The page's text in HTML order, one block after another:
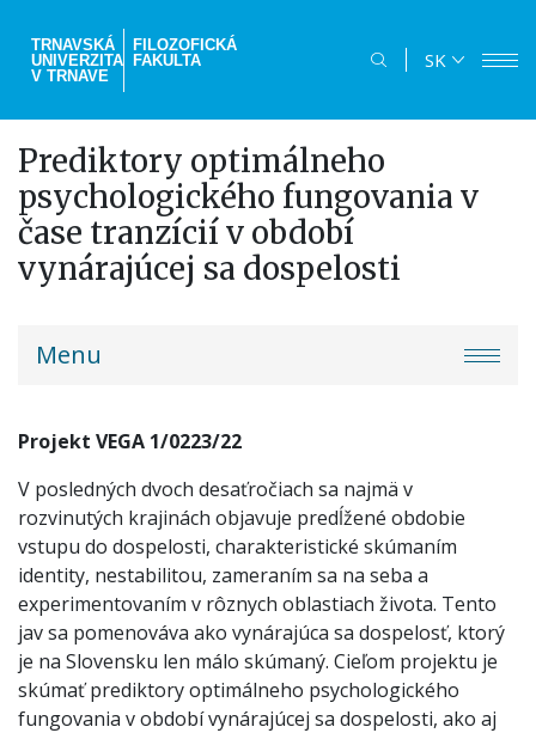
hlavný
TRNAVSKÁ
UNIVERZITA
V TRNAVE
FILOZOFICKÁ
FAKULTA
SK
Prediktory optimálneho
psychologického fungovania v
čase tranzícií v období
vynárajúcej sa dospelosti
truni-
Menu
Projekt VEGA 1/0223/22
V posledných dvoch desaťročiach sa najmä v
rozvinutých krajinách objavuje predĺžené obdobie
vstupu do dospelosti, charakteristické skúmaním
identity, nestabilitou, zameraním sa na seba a
experimentovaním v rôznych oblastiach života. Tento
jav sa pomenováva ako vynárajúca sa dospelosť, ktorý
je na Slovensku len málo skúmaný. Cieľom projektu je
skúmať prediktory optimálneho psychologického
fungovania v období vynárajúcej sa dospelosti, ako aj